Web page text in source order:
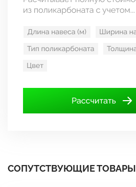
СОПУТСТВУЮЩИЕ ТОВАРЫ